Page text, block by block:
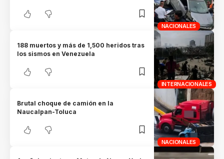
NACIONALES
INTERNACIONALES
188 muertos y más de 1,500 heridos tras
los sismos en Venezuela
NACIONALES
Brutal choque de camión en la
Naucalpan-Toluca